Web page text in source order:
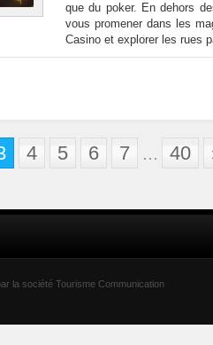
que du poker. En dehors
vous promener dans les
Casino et explorer les rues
4 5 6 7 ... 40
la société Tourisme Communication